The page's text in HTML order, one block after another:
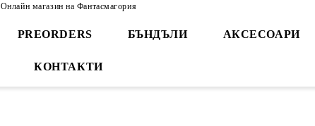
Онлайн магазин на Фантасмагория
PREORDERS БЪНДЪЛИ АКСЕСОАРИ
КОНТАКТИ